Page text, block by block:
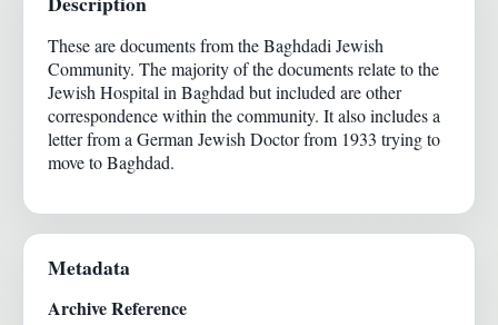
These are documents from the Baghdadi Jewish
Community. The majority of the documents relate to the
Jewish Hospital in Baghdad but included are other
correspondence within the community. It also includes a
letter from a German Jewish Doctor from 1933 trying to
move to Baghdad.
Metadata
Archive Reference